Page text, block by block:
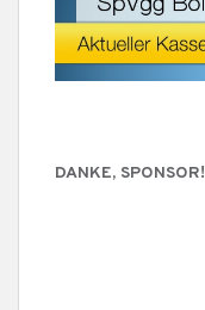
DANKE, SPONSOR!